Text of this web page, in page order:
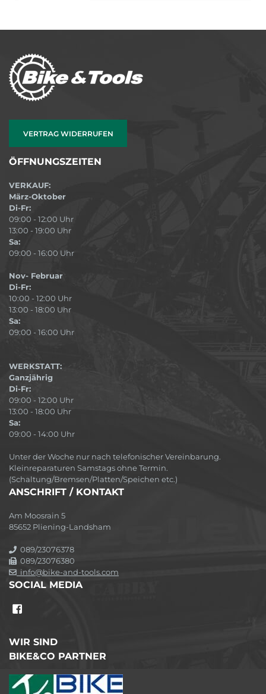
VERTRAG WIDERRUFEN
ÖFFNUNGSZEITEN
VERKAUF:
März-Oktober
Di-Fr:
09:00 - 12:00 Uhr
13:00 - 19:00 Uhr
Sa:
09:00 - 16:00 Uhr
Nov- Februar
Di-Fr:
10:00 - 12:00 Uhr
13:00 - 18:00 Uhr
Sa:
09:00 - 16:00 Uhr
WERKSTATT:
Ganzjährig
Di-Fr:
09:00 - 12:00 Uhr
13:00 - 18:00 Uhr
Sa:
09:00 - 14:00 Uhr
Unter der Woche nur nach telefonischer Vereinbarung.
Kleinreparaturen Samstags ohne Termin.
(Schaltung/Bremsen/Platten/Speichen etc.)
ANSCHRIFT / KONTAKT
Am Moosrain 5
85652 Pliening-Landsham
089/23076378
089/23076380
info@bike-and-tools.com
SOCIAL MEDIA
WIR SIND
BIKE&CO PARTNER